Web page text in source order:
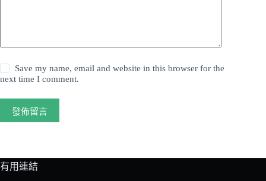
Save my name, email and website in this browser for the
next time I comment.
發佈留言
有用連結